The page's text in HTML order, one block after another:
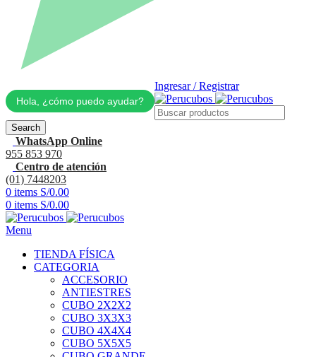
Hola, ¿cómo puedo ayudar?
Ingresar / Registrar
Search
WhatsApp Online
955 853 970
Centro de atención
(01) 7448203
0 items S/0.00
0 items S/0.00
Menu
TIENDA FÍSICA
CATEGORIA
ACCESORIO
ANTIESTRES
CUBO 2X2X2
CUBO 3X3X3
CUBO 4X4X4
CUBO 5X5X5